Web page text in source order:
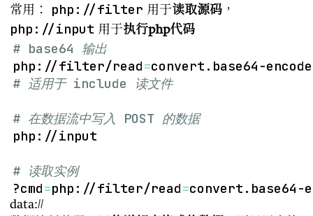
常用：
php://filter 用于读取源码 ，
php://input 用于执行php代码
# base64 输出
php://filter/read=convert.base64-
# 适用于 include 读文件
# 在数据流中写入 POST 的数据
# 读取实例
?cmd=php://filter/read=convert.base64-
data://